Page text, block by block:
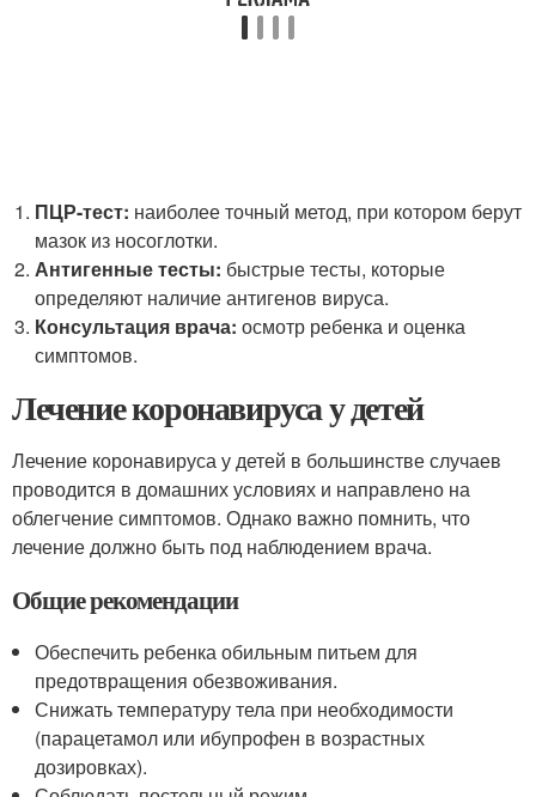
ПЦР-тест: наиболее точный метод, при котором берут
мазок из носоглотки.
Антигенные тесты: быстрые тесты, которые
определяют наличие антигенов вируса.
Консультация врача: осмотр ребенка и оценка
симптомов.
Лечение коронавируса у детей
Лечение коронавируса у детей в большинстве случаев
проводится в домашних условиях и направлено на
облегчение симптомов. Однако важно помнить, что
лечение должно быть под наблюдением врача.
Общие рекомендации
Обеспечить ребенка обильным питьем для
предотвращения обезвоживания.
Снижать температуру тела при необходимости
(парацетамол или ибупрофен в возрастных
дозировках).